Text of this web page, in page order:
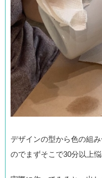
デザインの型から色の組
のでまずそこで30分以上